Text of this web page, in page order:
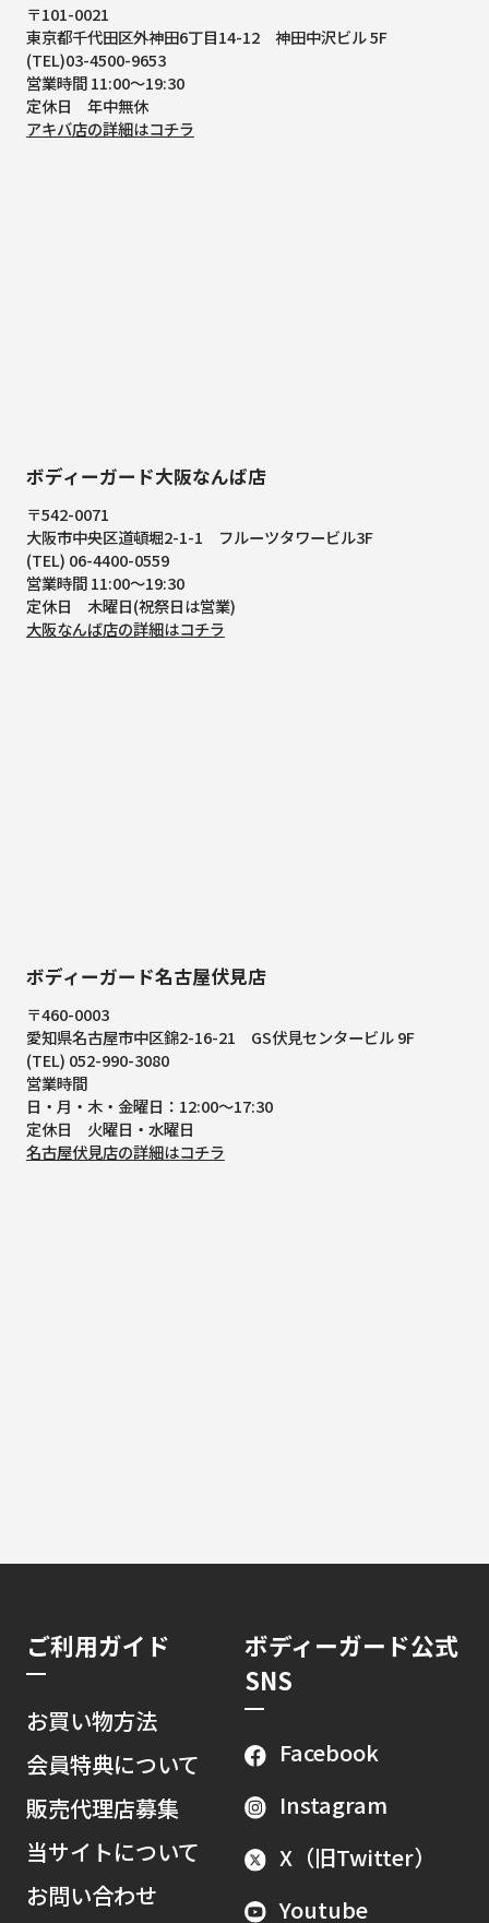
〒101-0021
東京都千代田区外神田6丁目14-12 神田中沢ビル 5F
(TEL)03-4500-9653
営業時間 11:00～19:30
定休日 年中無休
アキバ店の詳細はコチラ
ボディーガード大阪なんば店
〒542-0071
大阪市中央区道頓堀2-1-1
フルーツタワービル3F
(TEL) 06-4400-0559
営業時間 11:00～19:30
定休日 木曜日(祝祭日は営業)
大阪なんば店の詳細はコチラ
ボディーガード名古屋伏見店
〒460-0003
愛知県名古屋市中区錦2-16-21 GS伏見センタービル 9F
(TEL) 052-990-3080
営業時間
日・月・木・金曜日：12:00～17:30
定休日 火曜日・水曜日
名古屋伏見店の詳細はコチラ
ご利用ガイド
お買い物方法
会員特典について
販売代理店募集
当サイトについて
お問い合わせ
ボディーガード公式
SNS
Facebook
Instagram
X（旧Twitter）
Youtube